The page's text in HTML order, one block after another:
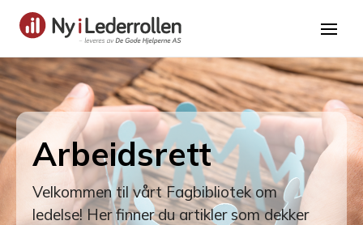
Arbeidsrett
Velkommen til vårt Fagbibliotek om
ledelse! Her finner du artikler som dekker